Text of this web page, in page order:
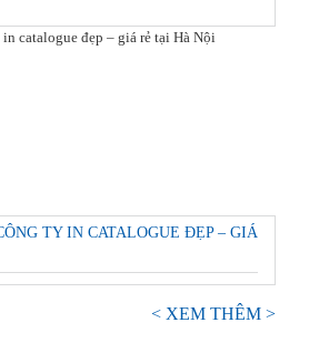
TY IN CATALOGUE ĐẸP – GIÁ
< XEM THÊM >